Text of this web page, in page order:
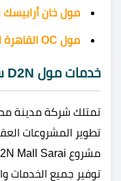
مول خان أرابيسك
مول OC القاهرة الجديدة
خدمات مول D2N سراي التجمع الخامس
تمتلك شركة مدينة
تطوير المشروعات
توفير جميع الخدمات